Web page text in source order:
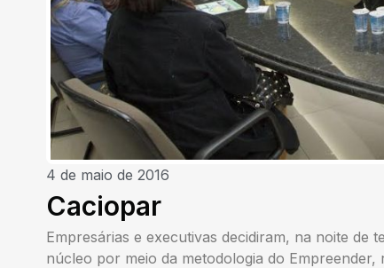
4 de maio de 2016
Caciopar
Empresárias e executivas decidiram, na noite
núcleo por meio da metodologia do